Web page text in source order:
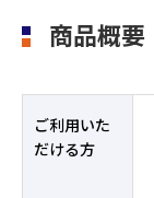
商品概要
ご利用いた
だける方